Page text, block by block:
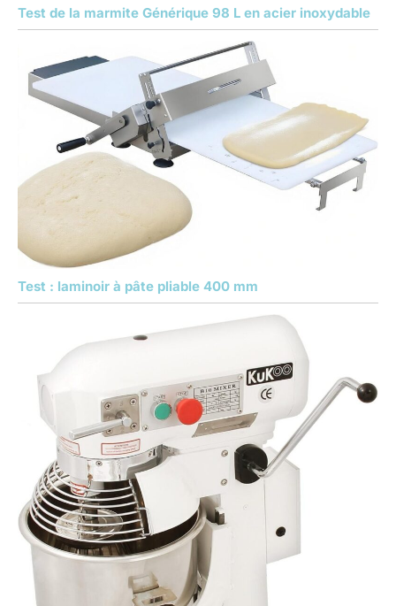
Test de la marmite Générique 98 L en acier inoxydable
Test : laminoir à pâte pliable 400 mm